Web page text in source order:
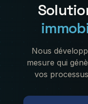
Nous
mesure qui
vos